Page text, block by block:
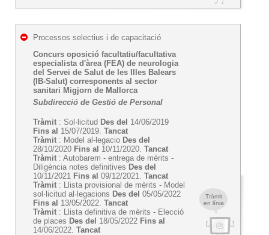
Tràmit
en línia
Processos selectius i de capacitació
Concurs oposició facultatiu/facultativa
especialista d'àrea (FEA) de neurologia
del Servei de Salut de les Illes Balears
(IB-Salut) corresponents al sector
sanitari Migjorn de Mallorca
Subdirecció de Gestió de Personal
Tràmit : Sol·licitud Des del 14/06/2019
Fins al 15/07/2019. Tancat
Tràmit : Model al-legacio Des del
28/10/2020 Fins al 10/11/2020. Tancat
Tràmit : Autobarem - entrega de mèrits -
Diligència notes definitives Des del
10/11/2021 Fins al 09/12/2021. Tancat
Tràmit : Llista provisional de mèrits - Model
sol·licitud al·legacions Des del 05/05/2022
Fins al 13/05/2022. Tancat
Tràmit : Llista definitiva de mèrits - Elecció
de places Des del 18/05/2022 Fins al
14/06/2022. Tancat